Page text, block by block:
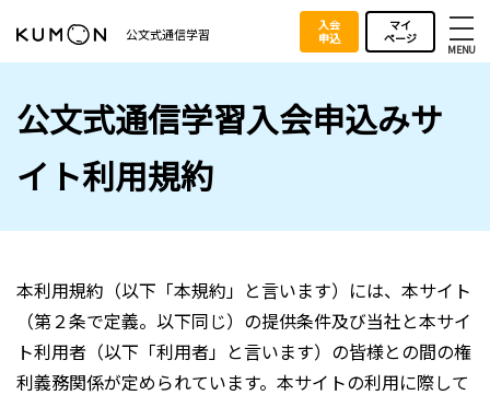
公文式通信学習
入会
申込
マイ
ページ
MENU
公文式通信学習入会申込みサ
イト利用規約
本利用規約（以下「本規約」と言います）には、本サイト
（第２条で定義。以下同じ）の提供条件及び当社と本サイ
ト利用者（以下「利用者」と言います）の皆様との間の権
利義務関係が定められています。本サイトの利用に際して